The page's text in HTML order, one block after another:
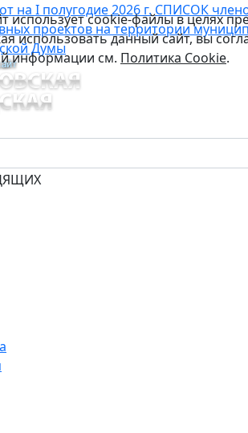
на I полугодие 2026 г.СПИСОК
проектов на территории
Думы
использует cookie-файлы в целях
использовать данный сайт, вы
информации см. Политика Cookie.